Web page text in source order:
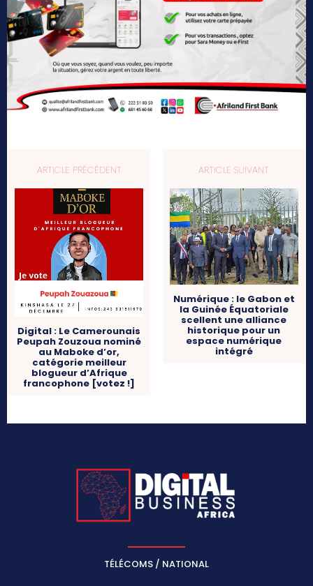
ARTICLE PRÉCÉDENT
Digital : Le Camerounais
Peupah Zouzoua nominé
au Maboke d’or,
catégorie meilleur
blogueur d’Afrique
francophone [votez !]
ARTICLE SUIVANT
Numérique : le Gabon et
la Guinée Équatoriale
scellent une alliance
historique pour un
espace numérique
intégré
TÉLÉCOMS / NATIONAL